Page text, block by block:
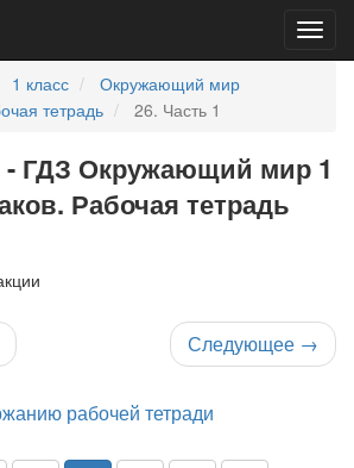
1 класс
Окружающий мир
тетрадь
26. Часть 1
- ГДЗ Окружающий мир 1
Рабочая тетрадь
Следующее →
рабочей тетради